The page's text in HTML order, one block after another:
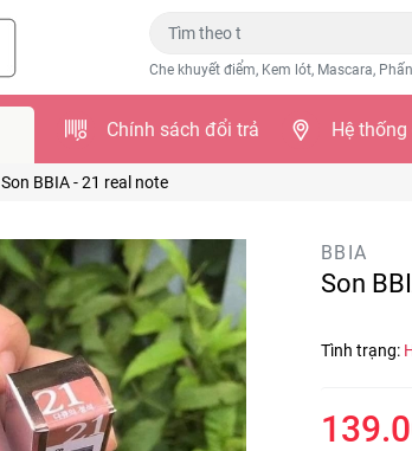
Che khuyết điểm, Kem lót, Mascara,
Chính sách đổi trả Hệ
Son BBIA - 21 real note
BBIA
Son
Tình trạng: